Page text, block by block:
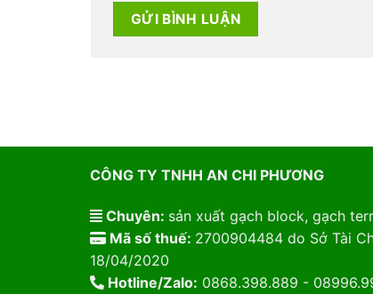
CÔNG TY TNHH AN CHI PHƯƠNG
Chuyên: sản xuất gạch block, gạch
Mã số thuế: 2700904484 do Sở Tài
18/04/2020
Hotline/Zalo: 0868.398.889 -